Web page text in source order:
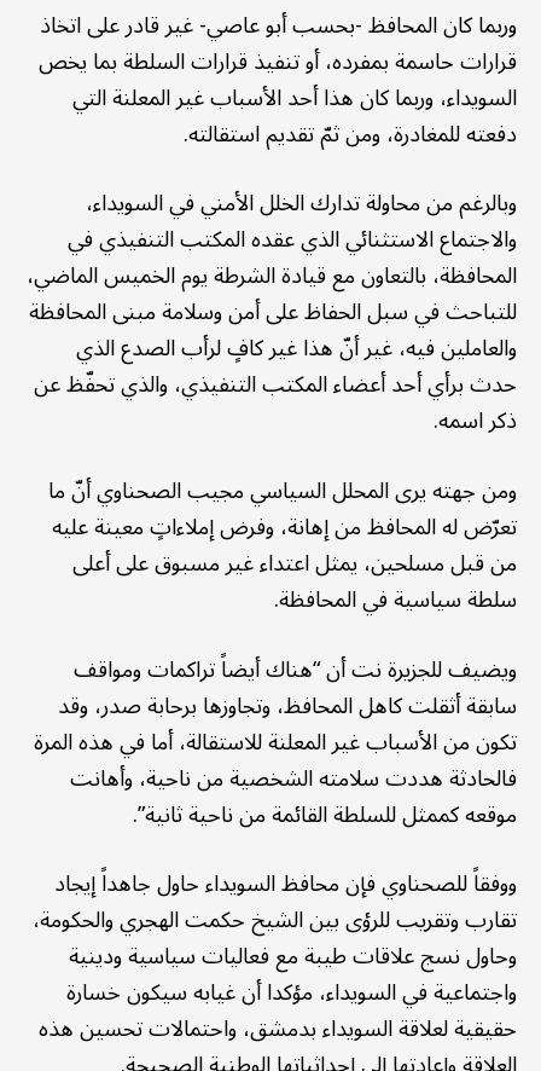
وربما كان المحافظ -بحسب أبو عاصي- غير قادر على اتخاذ
قرارات حاسمة بمفرده، أو تنفيذ قرارات السلطة بما يخص
السويداء، وربما كان هذا أحد الأسباب غير المعلنة التي
دفعته للمغادرة، ومن ثمّ تقديم استقالته.
وبالرغم من محاولة تدارك الخلل الأمني في السويداء،
والاجتماع الاستثنائي الذي عقده المكتب التنفيذي في
المحافظة، بالتعاون مع قيادة الشرطة يوم الخميس الماضي،
للتباحث في سبل الحفاظ على أمن وسلامة مبنى المحافظة
والعاملين فيه، غير أنّ هذا غير كافٍ لرأب الصدع الذي
حدث برأي أحد أعضاء المكتب التنفيذي، والذي تحفّظ عن
ذكر اسمه.
ومن جهته يرى المحلل السياسي مجيب الصحناوي أنّ ما
تعرّض له المحافظ من إهانة، وفرض إملاءاتٍ معينة عليه
من قبل مسلحين، يمثل اعتداء غير مسبوق على أعلى
سلطة سياسية في المحافظة.
ويضيف للجزيرة نت أن “هناك أيضاً تراكمات ومواقف
سابقة أثقلت كاهل المحافظ، وتجاوزها برحابة صدر، وقد
تكون من الأسباب غير المعلنة للاستقالة، أما في هذه المرة
فالحادثة هددت سلامته الشخصية من ناحية، وأهانت
موقعه كممثل للسلطة القائمة من ناحية ثانية”.
ووفقاً للصحناوي فإن محافظ السويداء حاول جاهداً إيجاد
تقارب وتقريب للرؤى بين الشيخ حكمت الهجري والحكومة،
وحاول نسج علاقات طيبة مع فعاليات سياسية ودينية
واجتماعية في السويداء، مؤكدا أن غيابه سيكون خسارة
حقيقية لعلاقة السويداء بدمشق، واحتمالات تحسين هذه